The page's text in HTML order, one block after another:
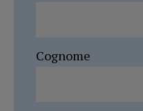
Cognome